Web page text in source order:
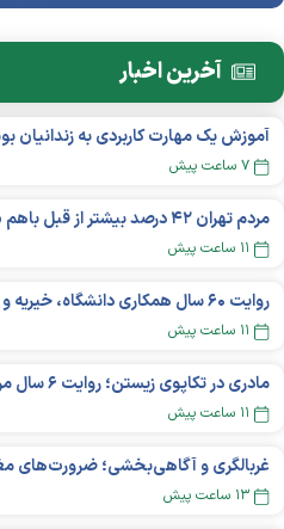
آخرین اخبار
۷ ساعت پیش
مردم تهران ۴۲ درصد بیشتر از قبل باهم «سازش» می‌کنند
۱۱ ساعت پیش
۱۱ ساعت پیش
۱۱ ساعت پیش
۱۳ ساعت پیش